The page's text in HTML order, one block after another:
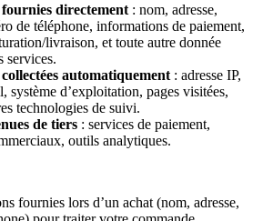
directement : nom, adresse,
de téléphone, informations de paiement,
livraison, et toute autre donnée
services.
automatiquement : adresse IP,
système d’exploitation, pages visitées,
technologies de suivi.
de tiers : services de paiement,
outils analytiques.
fournies lors d’un achat (nom, adresse,